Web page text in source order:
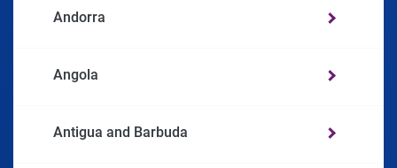
Andorra
Angola
Antigua and Barbuda